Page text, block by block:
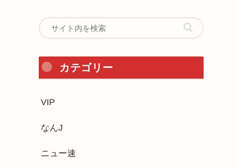
カテゴリー
VIP
なんJ
ニュー速